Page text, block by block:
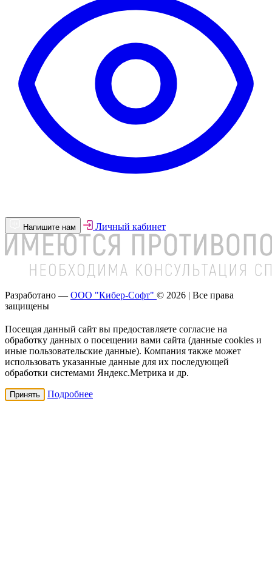
Напишите нам Личный кабинет
Разработано — ООО "Кибер-Софт" © 2026 | Все права
защищены
Посещая данный сайт вы предоставляете согласие на
обработку данных о посещении вами сайта (данные cookies и
иные пользовательские данные). Компания также может
использовать указанные данные для их последующей
обработки системами Яндекс.Метрика и др.
Принять Подробнее